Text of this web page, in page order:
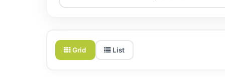
Grid List